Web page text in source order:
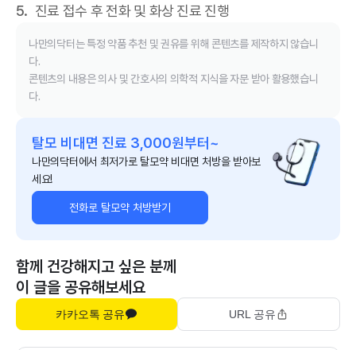
진료 접수 후 전화 및 화상 진료 진행
나만의닥터는 특정 약품 추천 및 권유를 위해 콘텐츠를 제작하지 않습니
다.
콘텐츠의 내용은 의사 및 간호사의 의학적 지식을 자문 받아 활용했습니
다.
탈모 비대면 진료 3,000원부터~
나만의닥터에서 최저가로 탈모약 비대면 처방을 받아보
세요!
전화로 탈모약 처방받기
함께 건강해지고 싶은 분께
이 글을 공유해보세요
카카오톡 공유 URL 공유